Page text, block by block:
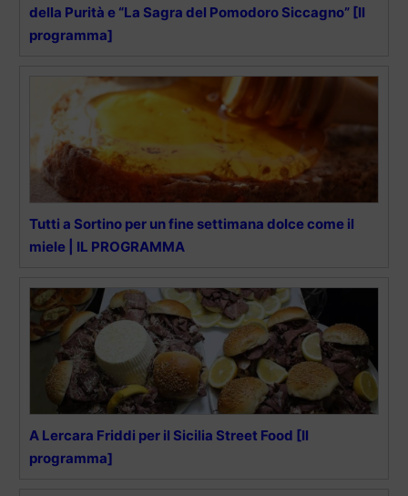
della Purità e “La Sagra del Pomodoro Siccagno” [Il
programma]
Tutti a Sortino per un fine settimana dolce come il
miele | IL PROGRAMMA
A Lercara Friddi per il Sicilia Street Food [Il
programma]